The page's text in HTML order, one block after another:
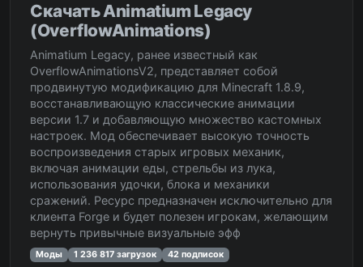
Скачать Animatium Legacy
(OverflowAnimations)
Animatium Legacy, ранее известный как
OverflowAnimationsV2, представляет собой
продвинутую модификацию для Minecraft 1.8.9,
восстанавливающую классические анимации
версии 1.7 и добавляющую множество кастомных
настроек. Мод обеспечивает высокую точность
воспроизведения старых игровых механик,
включая анимации еды, стрельбы из лука,
использования удочки, блока и механики
сражений. Ресурс предназначен исключительно для
клиента Forge и будет полезен игрокам, желающим
вернуть привычные визуальные эфф
Моды 1 236 817 загрузок 42 подписок